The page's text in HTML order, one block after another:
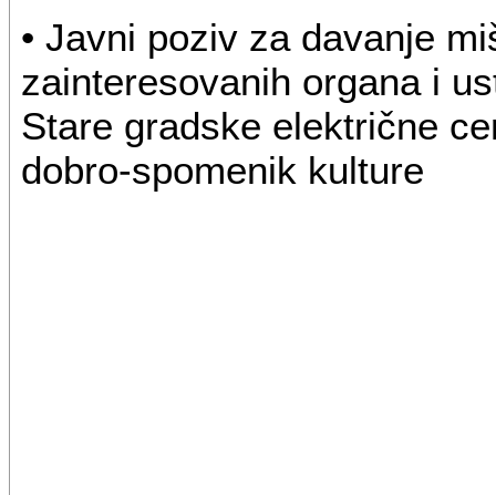
• Javni poziv za davanje
zainteresovanih organa i
Stare gradske električne
dobro-spomenik kulture